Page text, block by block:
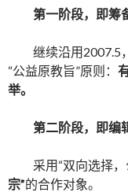
第一阶段，即筹
继续沿用2007.5
“公益原教旨”原则：
举。
第二阶段，即编
采用“双向选择
宗”的合作对象。